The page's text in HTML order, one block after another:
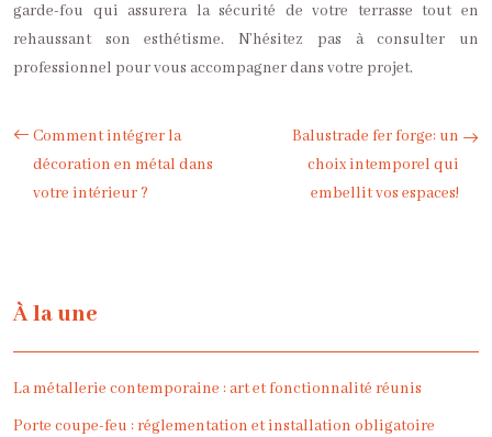
garde-fou qui assurera la sécurité de votre terrasse tout en
rehaussant son esthétisme. N’hésitez pas à consulter un
professionnel pour vous accompagner dans votre projet.
Comment intégrer la
décoration en métal dans
votre intérieur ?
Balustrade fer forge: un
choix intemporel qui
embellit vos espaces!
À la une
La métallerie contemporaine : art et fonctionnalité réunis
Porte coupe-feu : réglementation et installation obligatoire